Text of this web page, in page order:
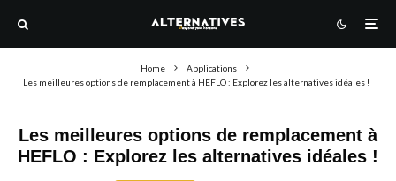
Home
Applications
Les meilleures options de remplacement à HEFLO : Explorez les alternatives idéales !
Les meilleures options de remplacement à
HEFLO : Explorez les alternatives idéales !